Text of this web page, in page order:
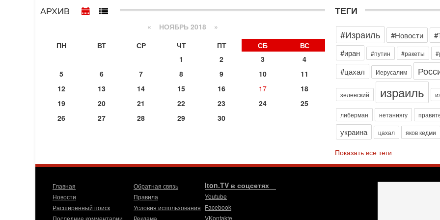
В
В
АРХИВ
« НОЯБРЬ 2018 »
ПН
ВТ СР ЧТ ПТ СБ
ВС
1
2 3
4
5
6 7 8 9 10
11
12
13 14 15 16 17
18
19
20 21 22 23 24
25
26
27 28 29 30
ТЕГИ
#Израиль
#Новости
#иран
#путин #ракеты
#цахал Иерусалим
зеленский израиль
либерман нетаниягу
украина цахал яков кедми
Показать все теги
Главная
Новости
Расширенный поиск
Последние комментарии
Обратная связь
Правила
Условия использования
Реклама
Iton.TV в соцсетях
Youtube
Facebook
VKontakte